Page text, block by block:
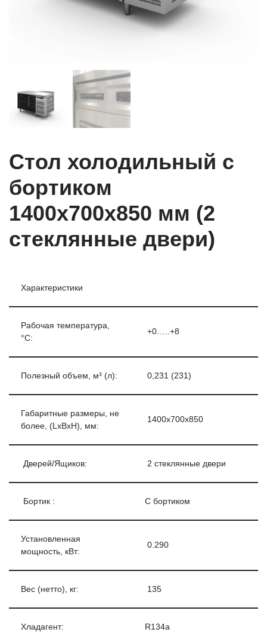
Стол холодильный с
бортиком
1400x700x850 мм (2
стеклянные двери)
Характеристики
Рабочая температура,
°С:
+0…..+8
Полезный объем, м³ (л): 0,231 (231)
Габаритные размеры, не
более, (LxBxH), мм:
1400х700х850
Дверей/Ящиков: 2 стеклянные двери
Бортик : С бортиком
Установленная
мощность, кВт:
0.290
Вес (нетто), кг: 135
Хладагент: R134a